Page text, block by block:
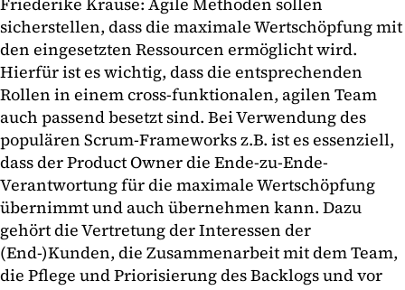
sicherstellen, dass die maximale Wertschöpfung mit
den eingesetzten Ressourcen ermöglicht wird.
Hierfür ist es wichtig, dass die entsprechenden
Rollen in einem cross-funktionalen, agilen Team
auch passend besetzt sind. Bei Verwendung des
populären Scrum-Frameworks z.B. ist es essenziell,
dass der Product Owner die Ende-zu-Ende-
Verantwortung für die maximale Wertschöpfung
übernimmt und auch übernehmen kann. Dazu
gehört die Vertretung der Interessen der
(End-)Kunden, die Zusammenarbeit mit dem Team,
die Pflege und Priorisierung des Backlogs und vor